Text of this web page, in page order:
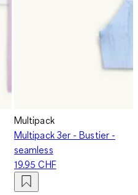
Multipack
Multipack 3er - Bustier -
seamless
19.95 CHF